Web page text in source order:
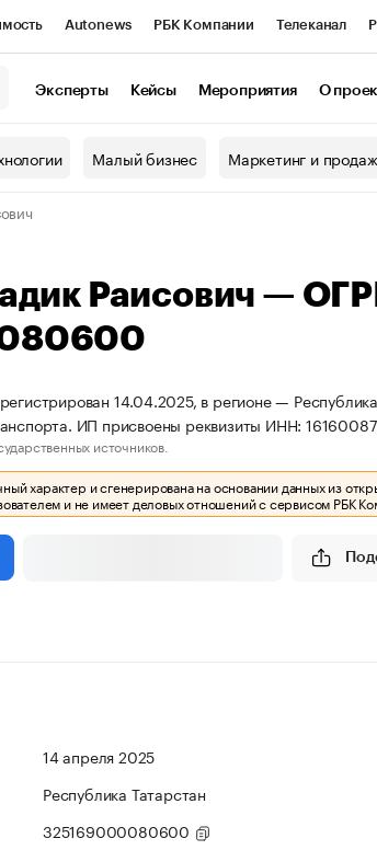
Autonews РБК Компании Телеканал
Эксперты Кейсы Мероприятия О
Малый бизнес Маркетинг и
Раисович —
14.04.2025, в регионе —
ИП присвоены реквизиты ИНН:
источников.
характер и сгенерирована на основании данных из
и не имеет деловых отношений с сервисом РБК
14 апреля 2025
Республика Татарстан
325169000080600